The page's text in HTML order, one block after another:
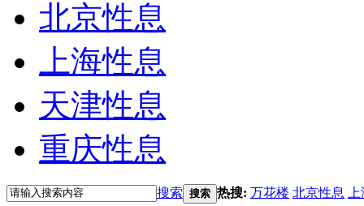
北京性息
上海性息
天津性息
重庆性息
搜索 搜索 热搜: 万花楼 北京性息